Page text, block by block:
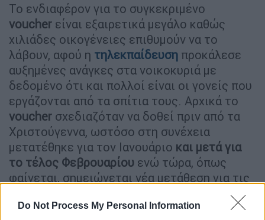
Do Not Process My Personal Information
Το ενδιαφέρον για το συγκεκριμένο
voucher είναι εξαιρετικά μεγάλο καθώς
χιλιάδες οικογένειες επιθυμούν να το
λάβουν, αφού η τηλεκπαίδευση προκάλεσε
αυξημένες ανάγκες στα νοικοκυριά με
δεδομένο ότι και πολλοί είναι οι γονείς που
εργάζονται από τα σπίτια τους. Αρχικά το
voucher σχεδιαζόταν να δοθεί πριν από τα
Χριστούγεννα, ωστόσο στη συνέχεια
μετατέθηκε για τον Ιανουάριο και μετά για
το τέλος Φεβρουαρίου ενώ τώρα, όπως
φαίνεται, σημειώνεται νέα μετάθεση για τις
αρχές Μαρτίου, χωρίς όμως να δοθούν και οι
σχετικές εξηγήσεις προς τους πολίτες.